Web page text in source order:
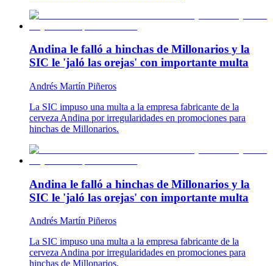
Andina le falló a hinchas de Millonarios y la
SIC le 'jaló las orejas' con importante multa
Andrés Martín Piñeros
La SIC impuso una multa a la empresa fabricante de la
cerveza Andina por irregularidades en promociones para
hinchas de Millonarios.
Andina le falló a hinchas de Millonarios y la
SIC le 'jaló las orejas' con importante multa
Andrés Martín Piñeros
La SIC impuso una multa a la empresa fabricante de la
cerveza Andina por irregularidades en promociones para
hinchas de Millonarios.